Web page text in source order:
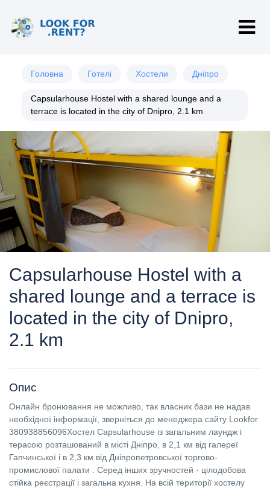
Головна Готелі Хостели Дніпро
Capsularhouse Hostel with a shared lounge and a
terrace is located in the city of Dnipro, 2.1 km
Capsularhouse Hostel with a
shared lounge and a terrace is
located in the city of Dnipro,
2.1 km
Опис
Онлайн бронювання не можливо, так власник бази не надав
необхідної інформації, зверніться до менеджера сайту Lookfor
380938856096Хостел Capsularhouse із загальним лаундж і
терасою розташований в місті Дніпро, в 2,1 км від галереї
Гапчинської і в 2,3 км від Дніпропетровської торгово-
промислової палати . Серед інших зручностей - цілодобова
стійка реєстрації і загальна кухня. На всій території хостелу